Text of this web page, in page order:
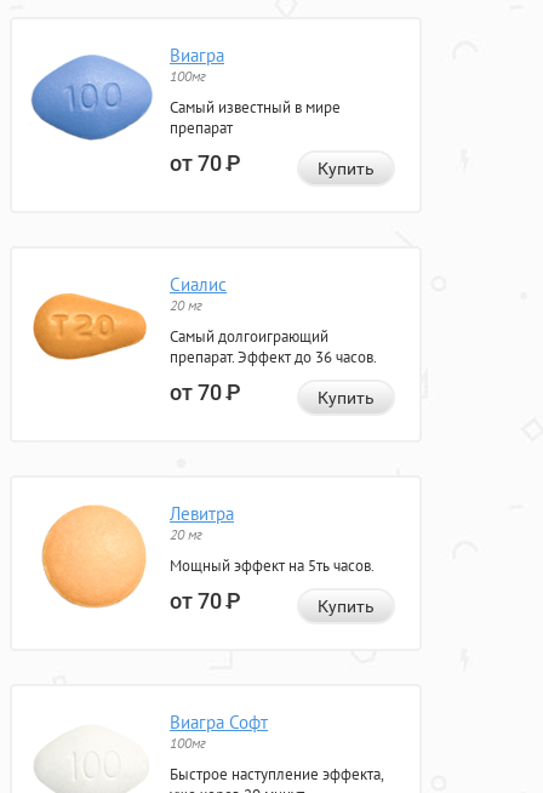
Виагра
100мг
Самый известный в мире
препарат
от 70Р Купить
Сиалис
20 мг
Самый долгоиграющий
препарат. Эффект до 36 часов.
от 70Р Купить
Левитра
20 мг
Мощный эффект на 5ть часов.
от 70Р Купить
Виагра Софт
100мг
Быстрое наступление эффекта,